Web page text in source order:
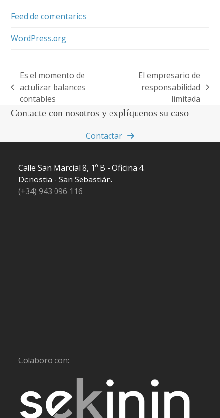
Feed de comentarios
WordPress.org
previous
post:
Es el momento de
actulizar balances
contables
El empresario de
responsabilidad
limitada
Contacte con nosotros y explíquenos su caso
Contactar
Calle San Marcial 8, 1º B - Oficina 4.
Donostia - San Sebastián.
(+34) 943 096 116
Colaboro con: